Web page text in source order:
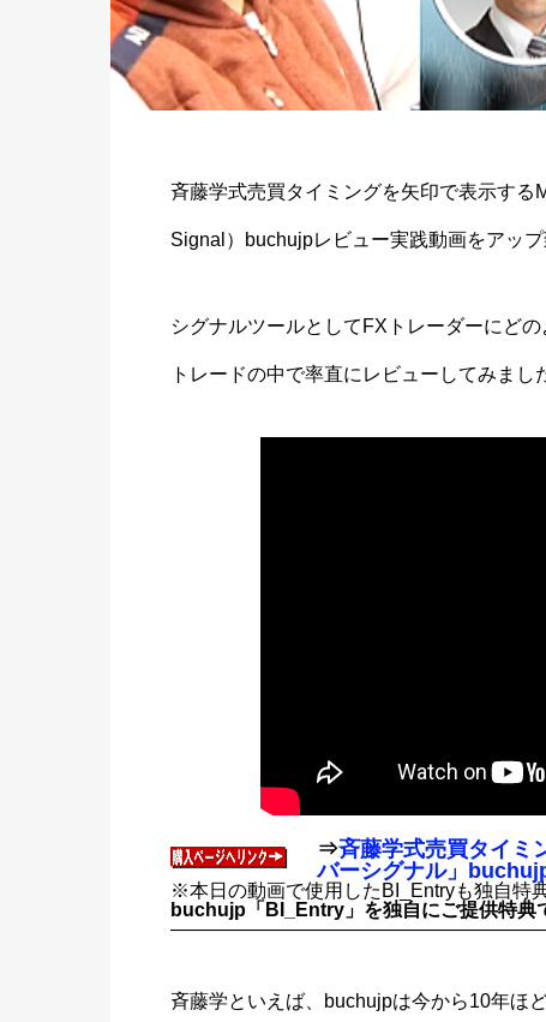
斉藤学式売買タイミングを矢印で表示す
Signal）buchujpレビュー実践動画をアップ
シグナルツールとしてFXトレーダーにど
トレードの中で率直にレビューしてみまし
⇒斉藤学式売買タイミ
バーシグナル」
※本日の動画で使用したBI_Entryも独自特
buchujp「BI_Entry」を独自にご提供特典
斉藤学といえば、buchujpは今から10年ほ